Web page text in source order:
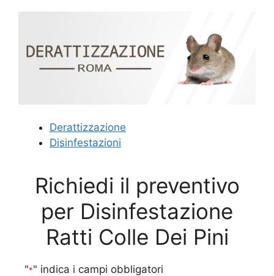
Derattizzazione
Disinfestazioni
Richiedi il preventivo
per Disinfestazione
Ratti Colle Dei Pini
"*" indica i campi obbligatori